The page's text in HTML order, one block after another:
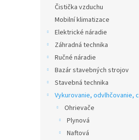
Čistička vzduchu
Mobilní klimatizace
Elektrické náradie
Záhradná technika
Ručné náradie
Bazár stavebných strojov
Stavebná technika
Vykurovanie, odvlhčovanie,
Ohrievače
Plynová
Naftová